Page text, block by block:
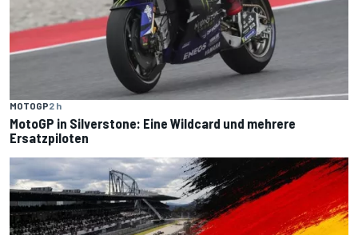
MOTOGP2 h
MotoGP in Silverstone: Eine Wildcard und mehrere
Ersatzpiloten